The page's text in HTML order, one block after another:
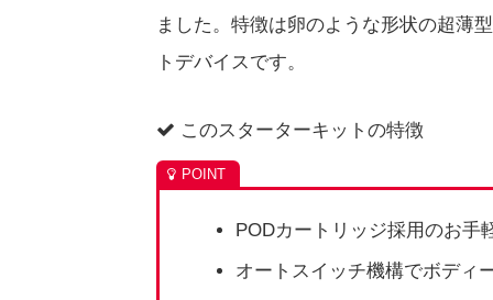
ました。特徴は卵のような形状の超薄
トデバイスです。
このスターターキットの特徴
PODカートリッジ採用のお手
オートスイッチ機構でボディ